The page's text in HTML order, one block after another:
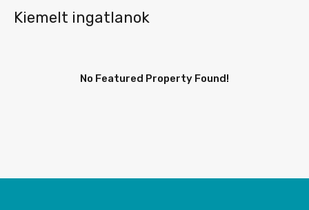
Kiemelt ingatlanok
No Featured Property Found!